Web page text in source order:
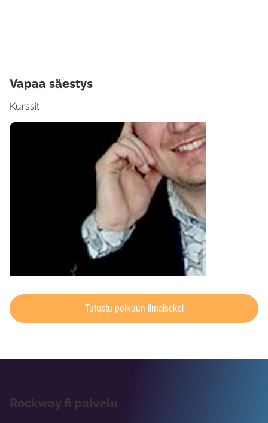
Vapaa säestys
Kurssit
Tutustu polkuun ilmaiseksi
Rockway.fi palvelu